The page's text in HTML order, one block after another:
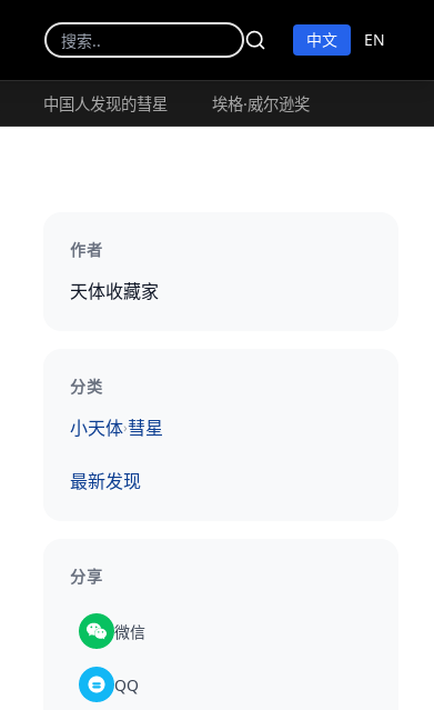
中文 EN
中国人发现的彗星 埃格·威尔逊奖
作者
天体收藏家
分类
小天体›彗星
最新发现
分享
微信
QQ